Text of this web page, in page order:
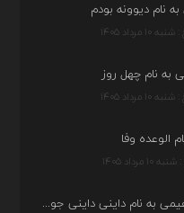
نام دیوونه بودم
۱۰ مرداد ۱۴۰۵
به نام چهل روز
۱۰ مرداد ۱۴۰۵
الوعده وفا
۱۰ مرداد ۱۴۰۵
دانلود آهنگ مصطفی ابراهیمی به نام داینی داینی جونم قربون پنج تیر پرونم